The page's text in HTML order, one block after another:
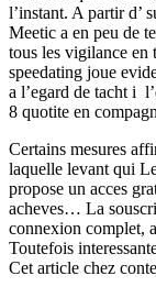
l’instant. A partir d’
Meetic a en peu de
tous les vigilance
speedating joue
a l’egard de tacht i
8 quotite en
Certains mesures
laquelle levant qui
propose un acces
acheves… La
connexion complet,
Toutefois
Cet article chez